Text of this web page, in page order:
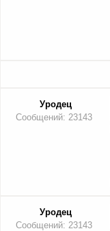
Уродец
Сообщений: 23143
Уродец
Сообщений: 23143